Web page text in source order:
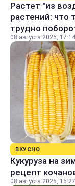
Растет "из
растений: что
трудно
08 августа 2026, 17:14
ВКУСНО
Кукуруза на
рецепт
08 августа 2026, 16:27